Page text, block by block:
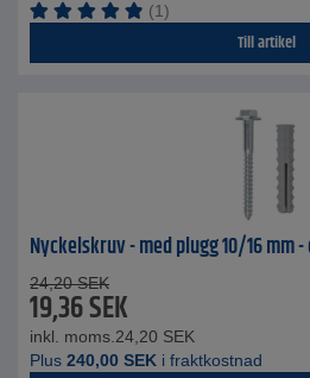
(1)
Till artikel
Nyckelskruv - med plugg 10/16 mm
24,20 SEK
19,36SEK
inkl. moms. 24,20 SEK
Plus 240,00 SEK i fraktkostnad